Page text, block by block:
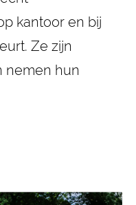
kantoor en bij
Ze zijn
nemen hun